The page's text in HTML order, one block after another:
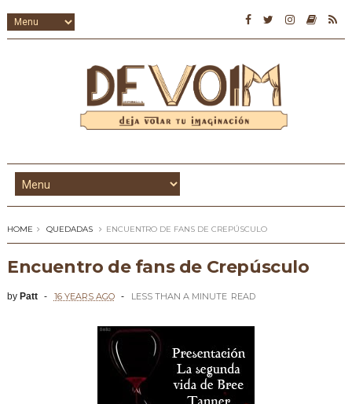
HOME QUEDADAS ENCUENTRO DE FANS DE CREPÚSCULO
Encuentro de fans de Crepúsculo
by Patt 16 YEARS AGO LESS THAN A MINUTE READ